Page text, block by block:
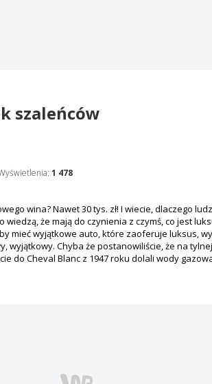
szaleńców
1 478
wina? Nawet 30 tys. zł! I wiecie, dlaczego
wiedzą, że mają do czynienia z czymś, co jest
mieć wyjątkowe auto, które zaoferuje luksus,
wyjątkowy. Chyba że postanowiliście, że na
do Cheval Blanc z 1947 roku dolali wody